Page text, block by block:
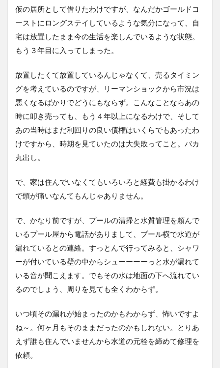
仮の居所として借りたわけですが、なんだかゴールドコ
ーストにロングステイしているような気分になって、自
宅は放置したまま今の生活を楽しんでいるような状態。
もう３年目に入ってしまった。
放置したくて放置しているんじゃなくて、売るタイミン
グを考えているのですが、リーマンショックから市況は
悪くなるばかりでどうにもならず。こんなことならあの
時に叩き売っても、もう４年以上になるわけで、そして
あの当時はまだ利回りの良い債権はいくらでもあったわ
けですから、時期を見ていたのは大失敗ってこと。バカ
丸出し。
で、家は住んでいなくてもいろいろと経費も掛かるわけ
で頭が痛いなんてもんじゃありません。
で、かなり前ですが、プールの清掃と水質管理を頼んで
いるプール屋から電話がありまして、プール横で水道が
漏れているとの連絡。すっとんで行ってみると、シャワ
ーが付いている壁の中からシューーーーっと水が漏れて
いる音が聞こえます。でもその水は地面の下へ流れてい
るのでしょう、周りを見ても全くわからず。
いつ頃その漏れが始まったのかもわからず、怖いですよ
ね～。何ヶ月もそのままだったのかもしれない。とりあ
えず誰も住んでいませんから水道の元栓を締めて修理を
依頼。